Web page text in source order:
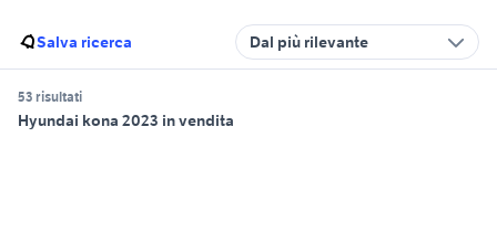
Salva ricerca Dal più rilevante
53 risultati
Hyundai kona 2023 in vendita